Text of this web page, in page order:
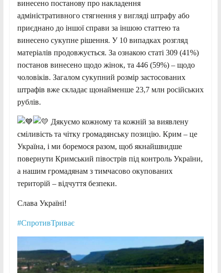
винесено постанову про накладення
адміністративного стягнення у вигляді штрафу або
приєднано до іншої справи за іншою статтею та
винесено сукупне рішення. У 10 випадках розгляд
матеріалів продовжується. За ознакою статі 309 (41%)
постанов винесено щодо жінок, та 446 (59%) – щодо
чоловіків. Загалом сукупний розмір застосованих
штрафів вже складає щонайменше 23,7 млн російських
рублів.
Дякуємо кожному та кожній за виявлену
сміливість та чітку громадянську позицію. Крим – це
Україна, і ми боремося разом, щоб якнайшвидше
повернути Кримський півострів під контроль України,
а нашим громадянам з тимчасово окупованих
територій – відчуття безпеки.
Слава Україні!
#СпротивТриває